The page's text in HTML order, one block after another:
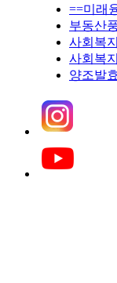
==미래
부동산
사회복
사회복
양조발